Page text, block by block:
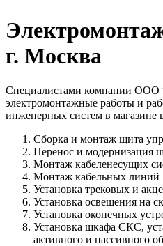
г. Москва
Специалистами компании ООО
электромонтажные работы и
инженерных систем в магазине
Сборка и монтаж щита
Перенос и модернизация
Монтаж кабеленесущих
Монтаж кабельных линий
Установка трековых и
Установка освещения на
Установка оконечных
Установка шкафа СКС,
активного и пассивного